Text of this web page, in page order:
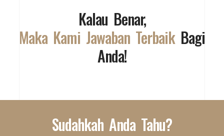
Kalau Benar,
Maka Kami Jawaban TerbaikBagi
Anda!
Sudahkah Anda Tahu?